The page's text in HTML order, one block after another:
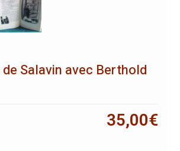
Salavin avec Berthold
35,00€